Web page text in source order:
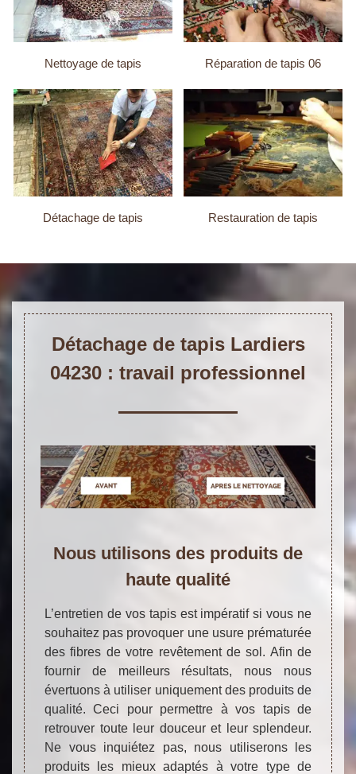
Nettoyage de tapis Réparation de tapis 06
Détachage de tapis Restauration de tapis
Détachage de tapis Lardiers
04230 : travail professionnel
Nous utilisons des produits de
haute qualité
L’entretien de vos tapis est impératif si vous ne
souhaitez pas provoquer une usure prématurée
des fibres de votre revêtement de sol. Afin de
fournir de meilleurs résultats, nous nous
évertuons à utiliser uniquement des produits de
qualité. Ceci pour permettre à vos tapis de
retrouver toute leur douceur et leur splendeur.
Ne vous inquiétez pas, nous utiliserons les
produits les mieux adaptés à votre type de